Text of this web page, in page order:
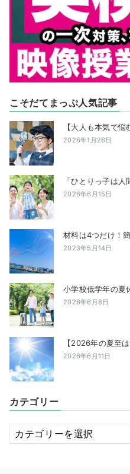
こそだてまっぷ人気記事
【大人も本気で
2026年1月26日
「ひとりっ子は
2026年6月15日
材料は4つだけ！
2023年5月14日
小学校低学年の夏
2026年6月8日
【2026年の夏至
2026年6月11日
カテゴリー
カ
テ